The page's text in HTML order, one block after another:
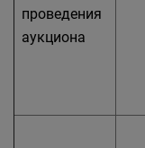
проведения
аукциона